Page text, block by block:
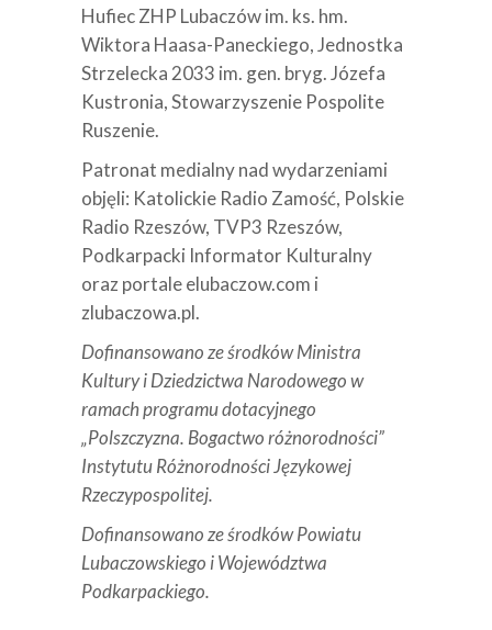
Hufiec ZHP Lubaczów im. ks. hm.
Wiktora Haasa-Paneckiego, Jednostka
Strzelecka 2033 im. gen. bryg. Józefa
Kustronia, Stowarzyszenie Pospolite
Ruszenie.
Patronat medialny nad wydarzeniami
objęli: Katolickie Radio Zamość, Polskie
Radio Rzeszów, TVP3 Rzeszów,
Podkarpacki Informator Kulturalny
oraz portale elubaczow.com i
zlubaczowa.pl.
Dofinansowano ze środków Ministra
Kultury i Dziedzictwa Narodowego w
ramach programu dotacyjnego
„Polszczyzna. Bogactwo różnorodności”
Instytutu Różnorodności Językowej
Rzeczypospolitej.
Dofinansowano ze środków Powiatu
Lubaczowskiego i Województwa
Podkarpackiego.